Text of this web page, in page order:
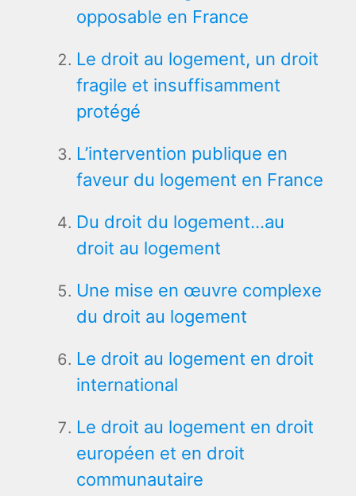
opposable en France
Le droit au logement, un droit
fragile et insuffisamment
protégé
L’intervention publique en
faveur du logement en France
Du droit du logement…au
droit au logement
Une mise en œuvre complexe
du droit au logement
Le droit au logement en droit
international
Le droit au logement en droit
européen et en droit
communautaire